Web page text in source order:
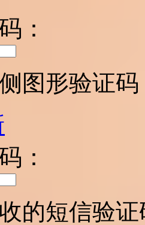
：
图形验证码
：
的短信验证